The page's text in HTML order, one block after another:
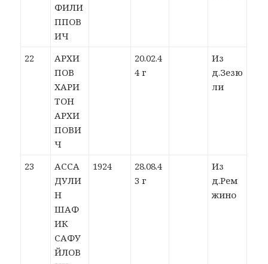
ФИЛИ
ППОВ
ИЧ
22
АРХИ
ПОВ
ХАРИ
ТОН
АРХИ
ПОВИ
Ч
20.02.4
4 г
Из
д.Зезю
ли
23
АССА
ДУЛИ
Н
ШАФ
ИК
САФУ
ЙЛОВ
1924
28.08.4
3 г
Из
д.Рем
жино